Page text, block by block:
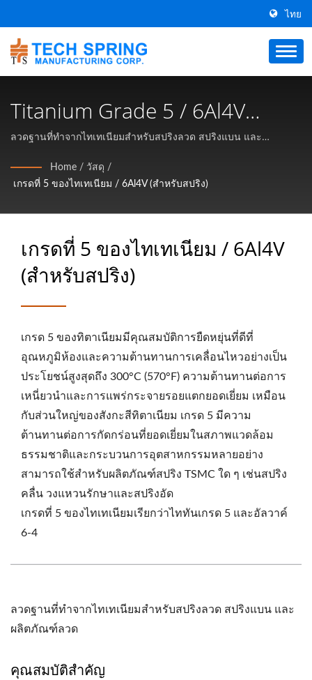
ไทย
Titanium Grade 5 / 6Al4V
(สำหรับสปริง) | ผู้ผลิตเกลียว
สปริงและวงแหวนรัดโลหะ
มากกว่า 31 ปี | Tech Spring
Manufacturing Corp.
ลวดฐานที่ทำจากไทเทเนียมสำหรับสปริงลวด สปริงแบน และ
โลหะคุณภาพสูงในไต้หวัน มีการนำเสนอสปริงคลื่น, วงแหวนรัดและ
สปริงแรงต้านที่มีคุณภาพดีและราคาเหมาะสม.
Home / วัสดุ /
เกรดที่ 5 ของไทเทเนียม / 6Al4V (สำหรับสปริง)
เกรดที่ 5 ของไทเทเนียม / 6Al4V
(สำหรับสปริง)
เกรด 5 ของทิตาเนียมมีคุณสมบัติการยืดหยุ่นที่ดีที่
อุณหภูมิห้องและความต้านทานการเคลื่อนไหวอย่างเป็น
ประโยชน์สูงสุดถึง 300°C (570°F) ความต้านทานต่อการ
เหนี่ยวนำและการแพร่กระจายรอยแตกยอดเยี่ยม เหมือน
กับส่วนใหญ่ของสังกะสีทิตาเนียม เกรด 5 มีความ
ต้านทานต่อการกัดกร่อนที่ยอดเยี่ยมในสภาพแวดล้อม
ธรรมชาติและกระบวนการอุตสาหกรรมหลายอย่าง
สามารถใช้สำหรับผลิตภัณฑ์สปริง TSMC ใด ๆ เช่นสปริง
คลื่น วงแหวนรักษาและสปริงอัด
เกรดที่ 5 ของไทเทเนียมเรียกว่าไททันเกรด 5 และอัลวาค์
6-4
ลวดฐานที่ทำจากไทเทเนียมสำหรับสปริงลวด สปริงแบน และ
ผลิตภัณฑ์ลวด
คุณสมบัติสำคัญ